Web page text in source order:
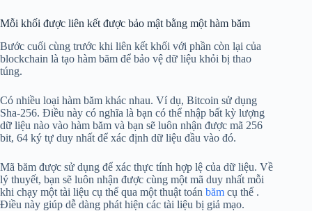
Mỗi khối được liên kết được bảo mật bằng một hàm băm
Bước cuối cùng trước khi liên kết khối với phần còn lại của
blockchain là tạo hàm băm để bảo vệ dữ liệu khỏi bị thao
túng.
Có nhiều loại hàm băm khác nhau. Ví dụ, Bitcoin sử dụng
Sha-256. Điều này có nghĩa là bạn có thể nhập bất kỳ lượng
dữ liệu nào vào hàm băm và bạn sẽ luôn nhận được mã 256
bit, 64 ký tự duy nhất để xác định dữ liệu đầu vào đó.
Mã băm được sử dụng để xác thực tính hợp lệ của dữ liệu. Về
lý thuyết, bạn sẽ luôn nhận được cùng một mã duy nhất mỗi
khi chạy một tài liệu cụ thể qua một thuật toán băm cụ thể .
Điều này giúp dễ dàng phát hiện các tài liệu bị giả mạo.